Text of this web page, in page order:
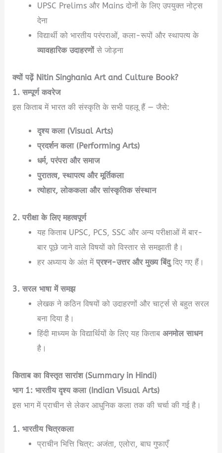
UPSC Prelims और Mains दोनों के लिए उपयुक्त नोट्स
देना
विद्यार्थी को भारतीय परंपराओं, कला-रूपों और स्थापत्य के
व्यावहारिक उदाहरणोंसे जोड़ना
क्यों पढ़ें Nitin Singhania Art and Culture Book?
1. सम्पूर्ण कवरेज
इस किताब में भारत की संस्कृति के सभी पहलू हैं — जैसे:
दृश्य कला (Visual Arts)
प्रदर्शन कला (Performing Arts)
धर्म, परंपरा और समाज
पुरातत्व, स्थापत्य और मूर्तिकला
त्योहार, लोककला और सांस्कृतिक संस्थान
2. परीक्षा के लिए महत्वपूर्ण
यह किताब UPSC, PCS, SSC और अन्य परीक्षाओं में बार-
बार पूछे जाने वाले विषयों को विस्तार से समझाती है।
हर अध्याय के अंत में प्रश्न-उत्तर और मुख्य बिंदुदिए गए हैं।
3. सरल भाषा में समझ
लेखक ने कठिन विषयों को उदाहरणों और चार्ट्स से बहुत सरल
बना दिया है।
हिंदी माध्यम के विद्यार्थियों के लिए यह किताब अनमोल साधन
है।
किताब का विस्तृत सारांश (Summary in Hindi)
भाग 1: भारतीय दृश्य कला (Indian Visual Arts)
इस भाग में प्राचीन से लेकर आधुनिक कला तक की चर्चा की गई है।
1. भारतीय चित्रकला
प्राचीन भित्ति चित्र: अजंता, एलोरा, बाघ गुफाएँ